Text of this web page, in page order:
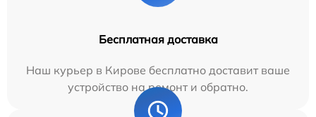
Бесплатная доставка
Наш курьер в Кирове бесплатно доставит ваше
устройство на ремонт и обратно.